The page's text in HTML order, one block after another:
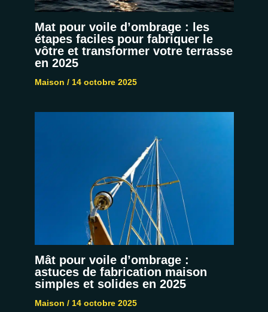
Mat pour voile d’ombrage : les
étapes faciles pour fabriquer le
vôtre et transformer votre terrasse
en 2025
Maison / 14 octobre 2025
Mât pour voile d’ombrage :
astuces de fabrication maison
simples et solides en 2025
Maison / 14 octobre 2025